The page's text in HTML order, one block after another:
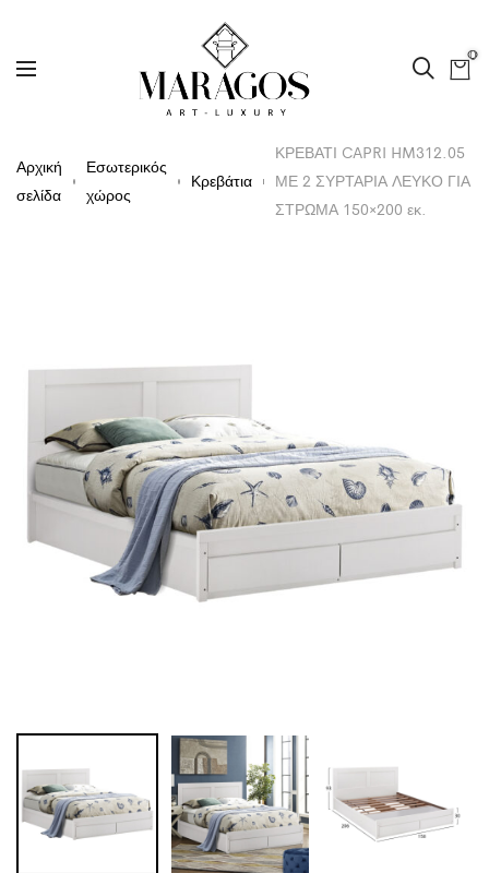
0
Αρχική
σελίδα
Εσωτερικός
χώρος
Κρεβάτια
ΚΡΕΒΑΤΙ CAPRI HM312.05
ΜΕ 2 ΣΥΡΤΑΡΙΑ ΛΕΥΚΟ ΓΙΑ
ΣΤΡΩΜΑ 150×200 εκ.